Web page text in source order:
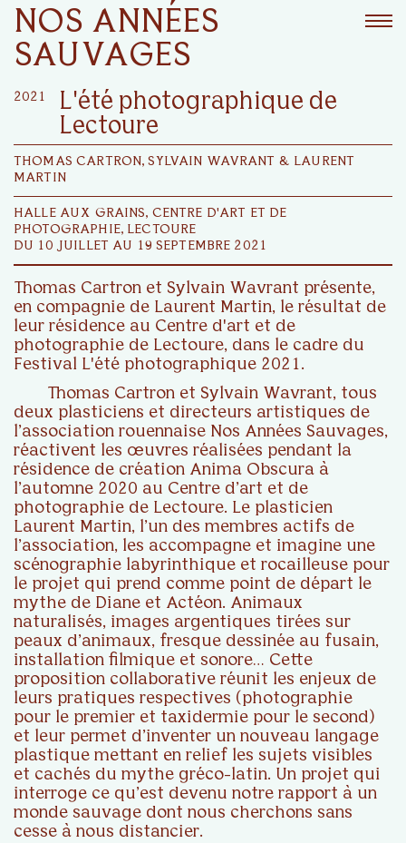
NOS ANNÉES
SAUVAGES
2021
L'été photographique de
Lectoure
THOMAS CARTRON, SYLVAIN WAVRANT & LAURENT
MARTIN
HALLE AUX GRAINS, CENTRE D'ART ET DE
PHOTOGRAPHIE, LECTOURE
DU 10 JUILLET AU 19 SEPTEMBRE 2021
Thomas Cartron et Sylvain Wavrant présente,
en compagnie de Laurent Martin, le résultat de
leur résidence au Centre d'art et de
photographie de Lectoure, dans le cadre du
Festival L'été photographique 2021.
Thomas Cartron et Sylvain Wavrant, tous
deux plasticiens et directeurs artistiques de
l’association rouennaise Nos Années Sauvages,
réactivent les œuvres réalisées pendant la
résidence de création Anima Obscura à
l’automne 2020 au Centre d’art et de
photographie de Lectoure. Le plasticien
Laurent Martin, l’un des membres actifs de
l’association, les accompagne et imagine une
scénographie labyrinthique et rocailleuse pour
le projet qui prend comme point de départ le
mythe de Diane et Actéon. Animaux
naturalisés, images argentiques tirées sur
peaux d’animaux, fresque dessinée au fusain,
installation filmique et sonore… Cette
proposition collaborative réunit les enjeux de
leurs pratiques respectives (photographie
pour le premier et taxidermie pour le second)
et leur permet d’inventer un nouveau langage
plastique mettant en relief les sujets visibles
et cachés du mythe gréco-latin. Un projet qui
interroge ce qu’est devenu notre rapport à un
monde sauvage dont nous cherchons sans
cesse à nous distancier.